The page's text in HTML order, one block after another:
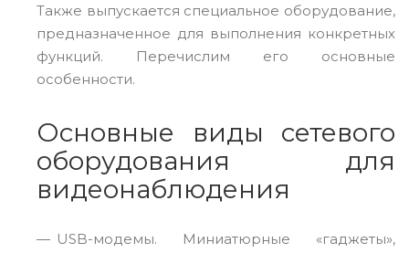
Также выпускается специальное оборудование,
предназначенное для выполнения конкретных
функций. Перечислим его основные
особенности.
Основные виды сетевого
оборудования для
видеонаблюдения
USB-модемы. Миниатюрные «гаджеты»,